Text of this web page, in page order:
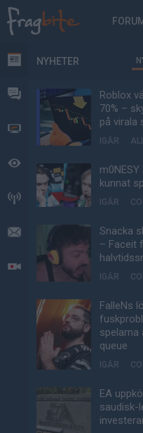
FORUM
NYHETER
FORUM
VIDEO
BEVAKAT
HÄNDELSER
MEDDELANDEN
LIVESÄNDNINGAR
NYHETER
Roblox
70% –
på virala
IGÅR
m0NESY
kunnat
IGÅR
Snacka
– Faceit
IGÅR
FalleNs
spelarna
queue
IGÅR
EA
saudisk-